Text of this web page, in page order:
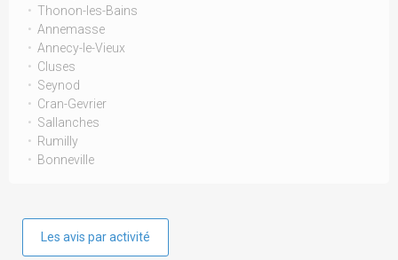
Thonon-les-Bains
Annemasse
Annecy-le-Vieux
Cluses
Seynod
Cran-Gevrier
Sallanches
Rumilly
Bonneville
Les avis par activité